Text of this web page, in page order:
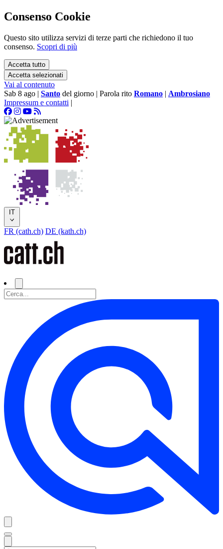
Consenso Cookie
Questo sito utilizza servizi di terze parti che richiedono il tuo
consenso. Scopri di più
Accetta tutto
Accetta selezionati
Vai al contenuto
Sab 8 ago | Santo del giorno | Parola rito Romano | Ambrosiano
Impressum e contatti |
IT
FR (cath.ch) DE (kath.ch)